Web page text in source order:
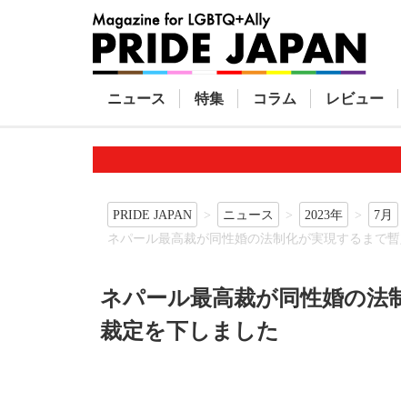
ニュース 特集 コラム レビュー
PRIDE JAPAN ニュース 2023年
7月
ネパール最高裁が同性婚の法制化が実現するまで
ネパール最高裁が同性婚の法
裁定を下しました